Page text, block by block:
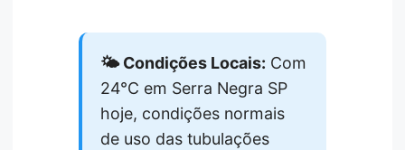
🌤️ Condições Locais: Com
24°C em Serra Negra SP
hoje, condições normais
de uso das tubulações